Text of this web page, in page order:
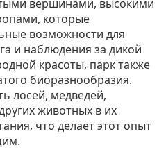
вершинами, высокими
которые
возможности для
и наблюдения за дикой
красоты, парк также
биоразнообразия.
лосей, медведей,
животных в их
что делает этот опыт